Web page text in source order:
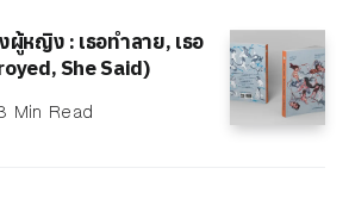
หญิง : เธอทำลาย, เธอ
She Said)
Min Read